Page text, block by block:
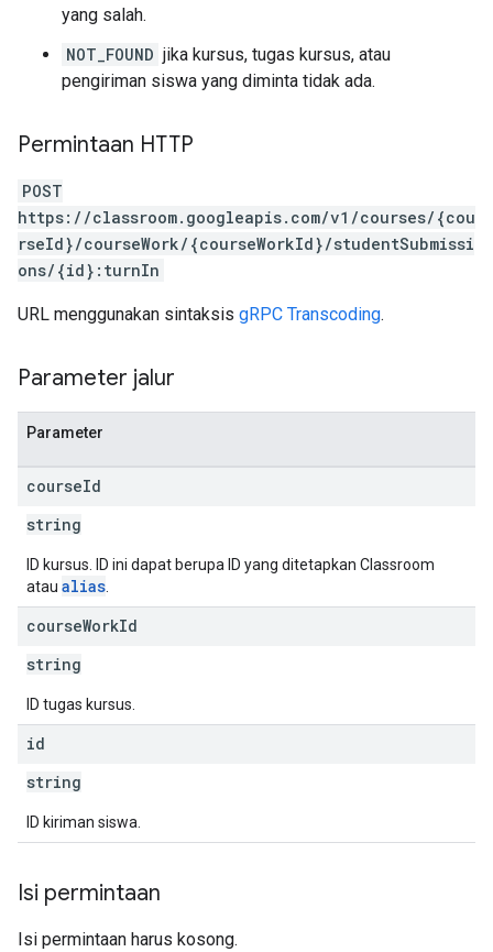
yang salah.
NOT_FOUND jika kursus, tugas kursus, atau
pengiriman siswa yang diminta tidak ada.
Permintaan HTTP
POST
https://classroom.googleapis.com/v1/courses/{cou
rseId}/courseWork/{courseWorkId}/studentSubmissi
ons/{id}:turnIn
URL menggunakan sintaksis gRPC Transcoding.
Parameter jalur
Parameter
courseId
string
ID kursus. ID ini dapat berupa ID yang ditetapkan Classroom
atau alias
courseWorkId
string
ID tugas kursus.
id
string
ID kiriman siswa.
Isi permintaan
Isi permintaan harus kosong.